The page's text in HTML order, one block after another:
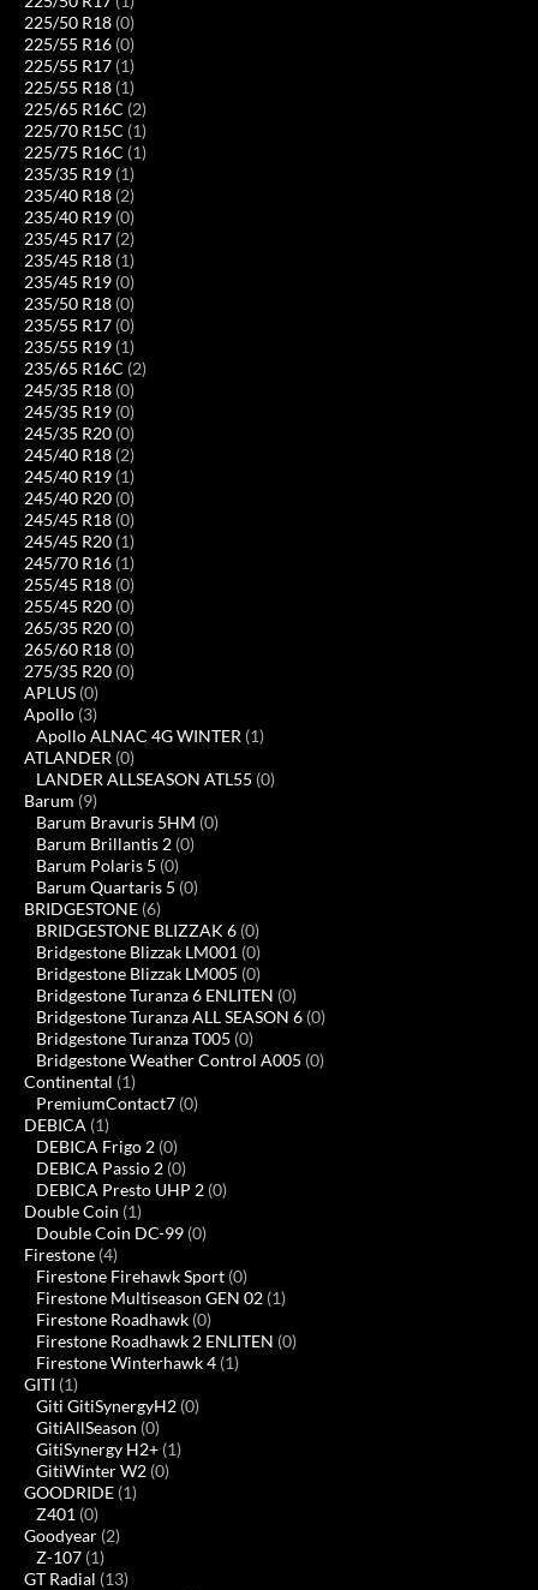
225/50 R18 (0)
225/55 R16 (0)
225/55 R17 (1)
225/55 R18 (1)
225/65 R16C (2)
225/70 R15C (1)
225/75 R16C (1)
235/35 R19 (1)
235/40 R18 (2)
235/40 R19 (0)
235/45 R17 (2)
235/45 R18 (1)
235/45 R19 (0)
235/50 R18 (0)
235/55 R17 (0)
235/55 R19 (1)
235/65 R16C (2)
245/35 R18 (0)
245/35 R19 (0)
245/35 R20 (0)
245/40 R18 (2)
245/40 R19 (1)
245/40 R20 (0)
245/45 R18 (0)
245/45 R20 (1)
245/70 R16 (1)
255/45 R18 (0)
255/45 R20 (0)
265/35 R20 (0)
265/60 R18 (0)
275/35 R20 (0)
APLUS (0)
Apollo (3)
Apollo ALNAC 4G WINTER (1)
ATLANDER (0)
LANDER ALLSEASON ATL55 (0)
Barum (9)
Barum Bravuris 5HM (0)
Barum Brillantis 2 (0)
Barum Polaris 5 (0)
Barum Quartaris 5 (0)
BRIDGESTONE (6)
BRIDGESTONE BLIZZAK 6 (0)
Bridgestone Blizzak LM001 (0)
Bridgestone Blizzak LM005 (0)
Bridgestone Turanza 6 ENLITEN (0)
Bridgestone Turanza ALL SEASON 6 (0)
Bridgestone Turanza T005 (0)
Bridgestone Weather Control A005 (0)
Continental (1)
PremiumContact7 (0)
DEBICA (1)
DEBICA Frigo 2 (0)
DEBICA Passio 2 (0)
DEBICA Presto UHP 2 (0)
Double Coin (1)
Double Coin DC-99 (0)
Firestone (4)
Firestone Firehawk Sport (0)
Firestone Multiseason GEN 02 (1)
Firestone Roadhawk (0)
Firestone Roadhawk 2 ENLITEN (0)
Firestone Winterhawk 4 (1)
GITI (1)
Giti GitiSynergyH2 (0)
GitiAllSeason (0)
GitiSynergy H2+ (1)
GitiWinter W2 (0)
GOODRIDE (1)
Z401 (0)
Goodyear (2)
Z-107 (1)
GT Radial (13)